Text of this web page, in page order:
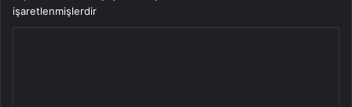
işaretlenmişlerdir